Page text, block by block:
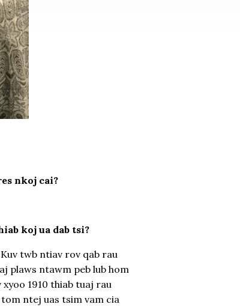
nkoj cai?
koj ua dab tsi?
twb ntiav rov qab rau
plaws ntawm peb lub hom
1910 thiab tuaj rau
ntej uas tsim vam cia